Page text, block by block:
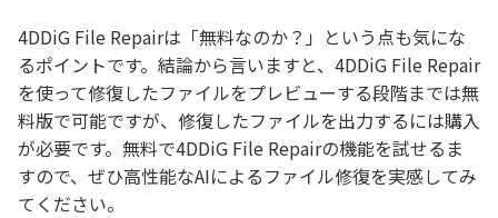
4DDiG File Repairは「無料なのか？」という点も気にな
るポイントです。結論から言いますと、4DDiG File Repair
を使って修復したファイルをプレビューする段階までは無
料版で可能ですが、修復したファイルを出力するには購入
が必要です。無料で4DDiG File Repairの機能を試せるま
すので、ぜひ高性能なAIによるファイル修復を実感してみ
てください。